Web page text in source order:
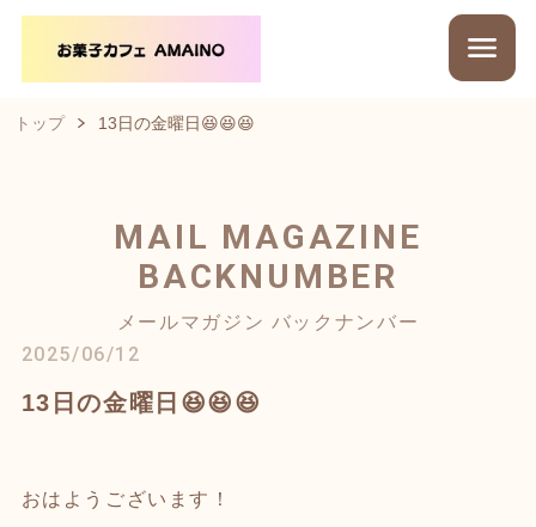
トップ 13日の金曜日😆😆😆
MAIL MAGAZINE
BACKNUMBER
メールマガジン バックナンバー
2025/06/12
13日の金曜日😆😆😆
おはようございます！